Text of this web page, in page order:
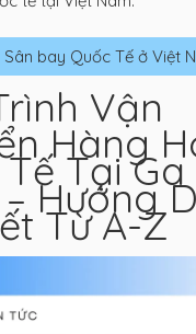
Sân bay Quốc Tế ở Việt
Vận
Hàng
Tại Ga
– Hướng
Từ A-Z